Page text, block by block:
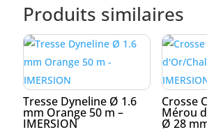
Produits similaires
Tresse Dyneline Ø 1.6
mm Orange 50 m –
IMERSION
Crosse
Mérou
Ø 28